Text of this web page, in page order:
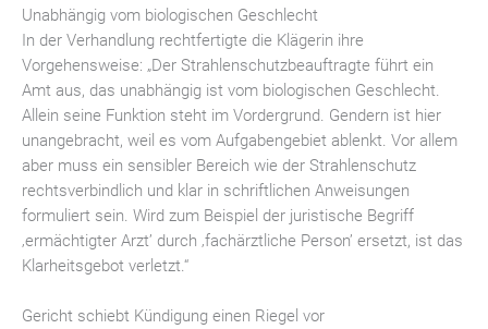
Unabhängig vom biologischen Geschlecht
In der Verhandlung rechtfertigte die Klägerin ihre
Vorgehensweise: „Der Strahlenschutzbeauftragte führt ein
Amt aus, das unabhängig ist vom biologischen Geschlecht.
Allein seine Funktion steht im Vordergrund. Gendern ist hier
unangebracht, weil es vom Aufgabengebiet ablenkt. Vor allem
aber muss ein sensibler Bereich wie der Strahlenschutz
rechtsverbindlich und klar in schriftlichen Anweisungen
formuliert sein. Wird zum Beispiel der juristische Begriff
‚ermächtigter Arzt’ durch ‚fachärztliche Person’ ersetzt, ist das
Klarheitsgebot verletzt.“
Gericht schiebt Kündigung einen Riegel vor